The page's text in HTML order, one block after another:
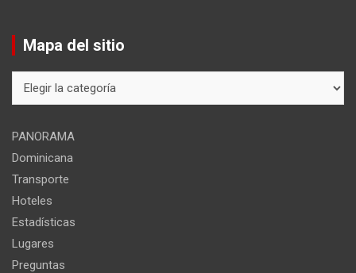
Mapa del sitio
del
PANORAMA
Dominicana
Transporte
Hoteles
Estadísticas
Lugares
Preguntas